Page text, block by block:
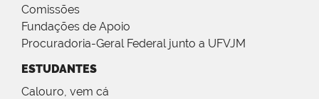
Comissões
Fundações de Apoio
Procuradoria-Geral Federal junto a UFVJM
ESTUDANTES
Calouro, vem cá